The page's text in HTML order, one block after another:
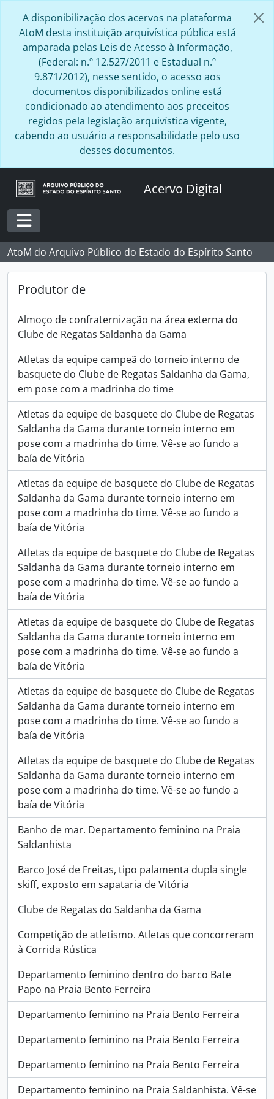
A disponibilização dos acervos na plataforma
AtoM desta instituição arquivística pública está
amparada pelas Leis de Acesso à Informação,
(Federal: n.º 12.527/2011 e Estadual n.º
9.871/2012), nesse sentido, o acesso aos
documentos disponibilizados online está
condicionado ao atendimento aos preceitos
regidos pela legislação arquivística vigente,
cabendo ao usuário a responsabilidade pelo uso
desses documentos.
Acervo Digital
Toggle navigation
AtoM do Arquivo Público do Estado do Espírito Santo
Produtor de
Almoço de confraternização na área externa do
Clube de Regatas Saldanha da Gama
Atletas da equipe campeã do torneio interno de
basquete do Clube de Regatas Saldanha da Gama,
em pose com a madrinha do time
Atletas da equipe de basquete do Clube de Regatas
Saldanha da Gama durante torneio interno em
pose com a madrinha do time. Vê-se ao fundo a
baía de Vitória
Atletas da equipe de basquete do Clube de Regatas
Saldanha da Gama durante torneio interno em
pose com a madrinha do time. Vê-se ao fundo a
baía de Vitória
Atletas da equipe de basquete do Clube de Regatas
Saldanha da Gama durante torneio interno em
pose com a madrinha do time. Vê-se ao fundo a
baía de Vitória
Atletas da equipe de basquete do Clube de Regatas
Saldanha da Gama durante torneio interno em
pose com a madrinha do time. Vê-se ao fundo a
baía de Vitória
Atletas da equipe de basquete do Clube de Regatas
Saldanha da Gama durante torneio interno em
pose com a madrinha do time. Vê-se ao fundo a
baía de Vitória
Atletas da equipe de basquete do Clube de Regatas
Saldanha da Gama durante torneio interno em
pose com a madrinha do time. Vê-se ao fundo a
baía de Vitória
Banho de mar. Departamento feminino na Praia
Saldanhista
Barco José de Freitas, tipo palamenta dupla single
skiff, exposto em sapataria de Vitória
Clube de Regatas do Saldanha da Gama
Competição de atletismo. Atletas que concorreram
à Corrida Rústica
Departamento feminino dentro do barco Bate
Papo na Praia Bento Ferreira
Departamento feminino na Praia Bento Ferreira
Departamento feminino na Praia Bento Ferreira
Departamento feminino na Praia Bento Ferreira
Departamento feminino na Praia Saldanhista. Vê-se